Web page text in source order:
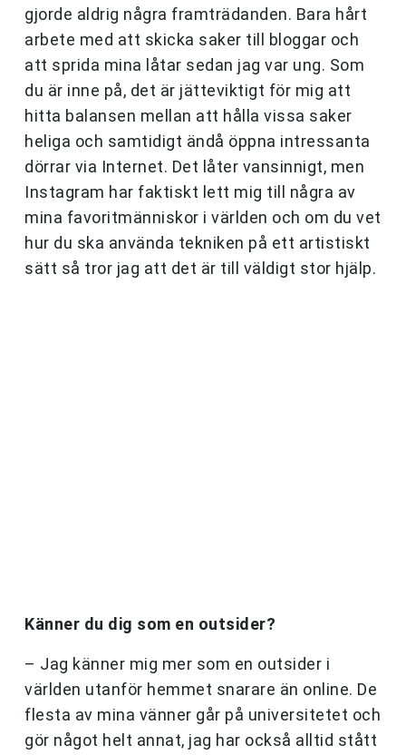
gjorde aldrig några framträdanden. Bara hårt
arbete med att skicka saker till bloggar och
att sprida mina låtar sedan jag var ung. Som
du är inne på, det är jätteviktigt för mig att
hitta balansen mellan att hålla vissa saker
heliga och samtidigt ändå öppna intressanta
dörrar via Internet. Det låter vansinnigt, men
Instagram har faktiskt lett mig till några av
mina favoritmänniskor i världen och om du vet
hur du ska använda tekniken på ett artistiskt
sätt så tror jag att det är till väldigt stor hjälp.
Känner du dig som en outsider?
– Jag känner mig mer som en outsider i
världen utanför hemmet snarare än online. De
flesta av mina vänner går på universitetet och
gör något helt annat, jag har också alltid stått